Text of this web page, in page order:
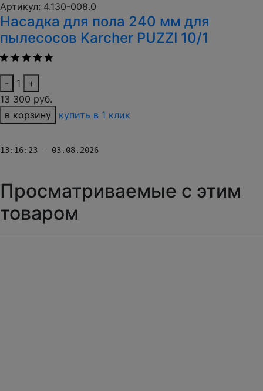
Артикул: 4.130-008.0
Насадка для пола 240 мм для
пылесосов Karcher PUZZI 10/1
- 1
+
13 300 руб.
в корзину
купить в 1 клик
13:16:23 - 03.08.2026
Просматриваемые с этим
товаром